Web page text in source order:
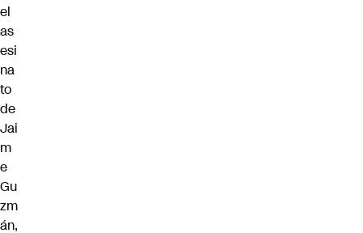
el
as
esi
na
to
de
Jai
m
e
Gu
zm
án,